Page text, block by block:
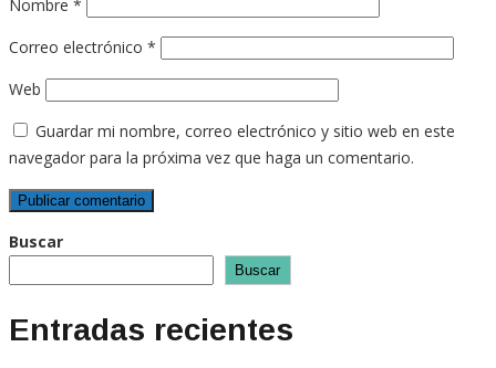
Nombre *
Correo electrónico *
Web
Guardar mi nombre, correo electrónico y sitio web en este
navegador para la próxima vez que haga un comentario.
Buscar
Buscar
Entradas recientes